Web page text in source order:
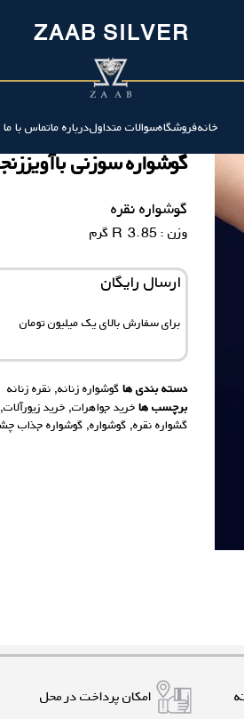
ZAAB SILVER
خانهفروشگاهسوالات متداولدرباره ماتماس با ما
گوشواره سوزنی
گوشواره نقره
وزن : 3.85 R گرم
ارسال رایگان
برای سفارش‌ بالای یک میلیون تومان
دسته بندی ها گوشواره زنانه, نقره زنانه
برچسب ها خرید جواهرات, خرید زیورآلات,
گشواره نقره, گوشواره, گوشواره جذاب
امکان پرداخت در محل